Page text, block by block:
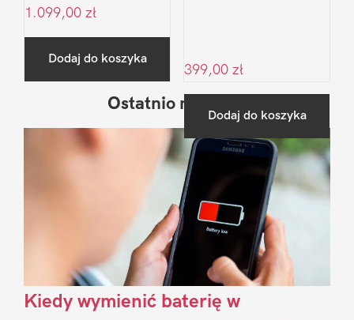
1.099,00 zł
Dodaj do koszyka
399,00 zł
Dodaj do koszyka
Sidebar
Ostatnio na blogu
Kiedy wymienić baterię w